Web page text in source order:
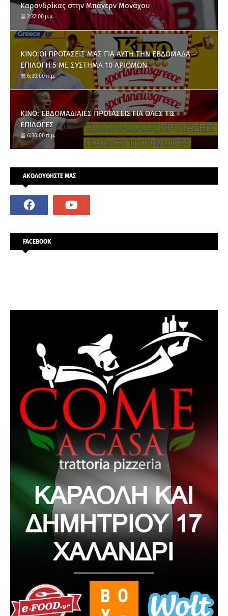
Καρανδρίκας στην Μπάγερν Μονάχου
2:32:00 μ.μ.
ΚΙΝΟ:ΟΙ ΠΡΟΤΑΣΕΙΣ ΜΑΣ ΓΙΑ ΑΥΤΗ ΤΗΝ ΕΒΔΟΜΑΔΑ -
ΕΠΙΛΟΓΗ 5 ΜΕ ΣΥΣΤΗΜΑ 10 ΑΡΙΘΜΩΝ
6:30:00 π.μ.
ΚΙΝΟ: ΕΒΔΟΜΑΔΙΑΙΕΣ ΠΡΟΤΑΣΕΙΣ ΓΙΑ ΟΛΕΣ ΤΙΣ
ΕΠΙΛΟΓΕΣ
6:30:00 π.μ.
ΑΚΟΛΟΥΘΗΣΤΕ ΜΑΣ
FACEBOOK